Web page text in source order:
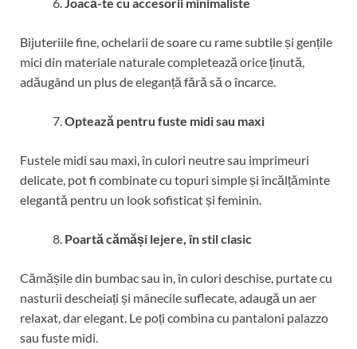
Bijuteriile fine, ochelarii de soare cu rame subtile și gențile
mici din materiale naturale completează orice ținută,
adăugând un plus de eleganță fără să o încarce.
Optează pentru fuste midi sau maxi
Fustele midi sau maxi, în culori neutre sau imprimeuri
delicate, pot fi combinate cu topuri simple și încălțăminte
elegantă pentru un look sofisticat și feminin.
Poartă cămăși lejere, în stil clasic
Cămășile din bumbac sau in, în culori deschise, purtate cu
nasturii descheiați și mânecile suflecate, adaugă un aer
relaxat, dar elegant. Le poți combina cu pantaloni palazzo
sau fuste midi.